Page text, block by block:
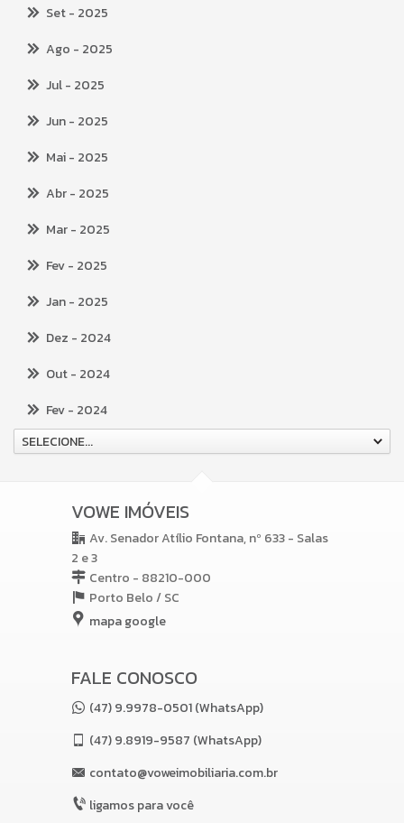
Set- 2025
Ago - 2025
Jul- 2025
Jun- 2025
Mai- 2025
Abr- 2025
Mar- 2025
Fev- 2025
Jan- 2025
Dez - 2024
Out- 2024
Fev- 2024
SELECIONE...
VOWE IMÓVEIS
Av. Senador Atílio Fontana, nº 633 - Salas
2 e 3
Centro - 88210-000
Porto Belo /SC
mapa google
FALE CONOSCO
(47) 9.9978-0501 (WhatsApp)
(47)9.8919-9587 (WhatsApp)
contato@voweimobiliaria.com.br
ligamos para você